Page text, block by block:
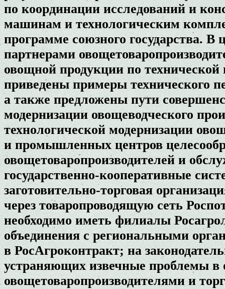
по координации исследований и
машинам и технологическим
программе союзного государства. В
партнерами
овощной продукции по технической
приведены примеры технического
а также предложены пути
модернизации овощеводческого
технологической модернизации
и промышленных центров
овощетоваропроизводителей и
государственно-кооперативные
заготовительно-торговая
через товаропроводящую сеть
необходимо иметь филиалы
объединения с региональными
в РосАгроконтракт; на
устраняющих извечные проблемы
овощетоваропроизводителями и